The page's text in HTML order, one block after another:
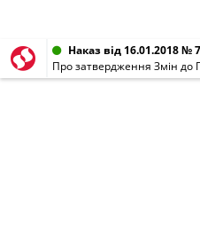
Наказ від 16.01.2018 № 7
Про затвердження Змін до